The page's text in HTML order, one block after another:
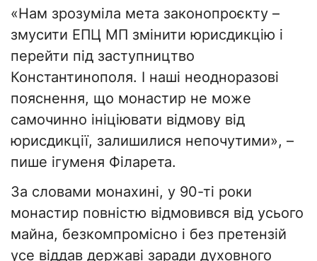
«Нам зрозуміла мета законопроєкту –
змусити ЕПЦ МП змінити юрисдикцію і
перейти під заступництво
Константинополя. І наші неодноразові
пояснення, що монастир не може
самочинно ініціювати відмову від
юрисдикції, залишилися непочутими», –
пише ігуменя Філарета.
За словами монахині, у 90-ті роки
монастир повністю відмовився від усього
майна, безкомпромісно і без претензій
усе віддав державі заради духовного